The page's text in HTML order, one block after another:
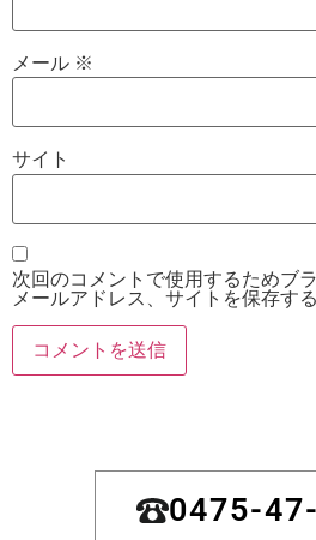
メール ※
サイト
次回のコメントで使用するためブ
メールアドレス、サイトを保存する
0475-